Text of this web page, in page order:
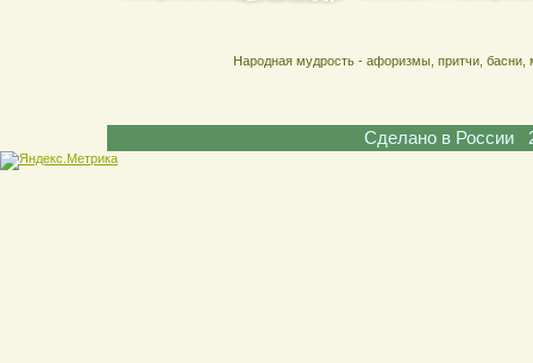
Народная мудрость - афоризмы, притчи,
Сделано в России